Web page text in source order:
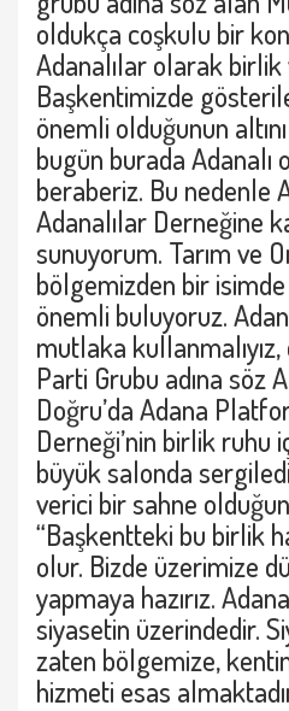
oldukça coşkulu bir
Adanalılar olarak
Başkentimizde
önemli olduğunun
bugün burada Adanalı
beraberiz. Bu nedenle
Adanalılar Derneğine
sunuyorum. Tarım ve
bölgemizden bir isimde
önemli buluyoruz.
mutlaka kullanmalıyız,
Parti Grubu adına söz
Doğru’da Adana
Derneği’nin birlik ruhu
büyük salonda
verici bir sahne
“Başkentteki bu birlik
olur. Bizde üzerimize
yapmaya hazırız.
siyasetin üzerindedir.
zaten bölgemize,
hizmeti esas